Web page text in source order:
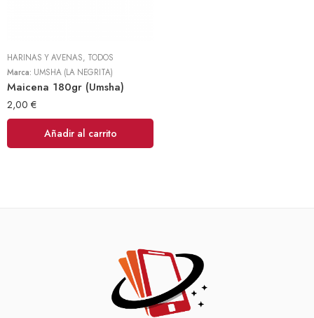
HARINAS Y AVENAS, TODOS
Marca: UMSHA (LA NEGRITA)
Maicena 180gr (Umsha)
2,00 €
Añadir al carrito